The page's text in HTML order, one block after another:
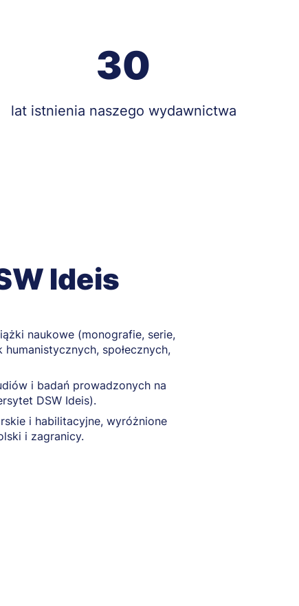
30
Treść
lat istnienia naszego wydawnictwa
Ideis
naukowe (monografie, serie,
społecznych,
i badań prowadzonych na
DSW Ideis).
i habilitacyjne, wyróżnione
i zagranicy.